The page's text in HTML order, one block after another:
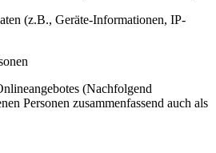
(z.B., Geräte-Informationen, IP-
(Nachfolgend
Personen zusammenfassend auch als